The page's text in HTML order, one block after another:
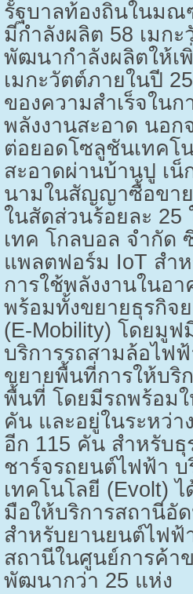
รัฐบาลท้องถิ่นในมณ
มีกำลังผลิต 58 เมก
พัฒนากำลังผลิตให้เ
เมกะวัตต์ภายในปี
ของความสำเร็จใน
พลังงานสะอาด นอก
ต่อยอดโซลูชันเทคโ
สะอาดผ่านบ้านปู เน็
นามในสัญญาซื้อขา
ในสัดส่วนร้อยละ 25
เทค โกลบอล จำกัด
แพลตฟอร์ม IoT สำ
การใช้พลังงานในอา
พร้อมทั้งขยายธุรกิจ
(E-Mobility) โดยมูฟ
บริการรถสามล้อไฟ
ขยายพื้นที่การให้บริ
พื้นที่ โดยมีรถพร้อมใ
คัน และอยู่ในระหว่า
อีก 115 คัน สำหรับธุ
ชาร์จรถยนต์ไฟฟ้า
เทคโนโลยี (Evolt)ไ
มือให้บริการสถานีอั
สำหรับยานยนต์ไฟฟ้
สถานีในศูนย์การค้า
พัฒนากว่า 25 แห่ง